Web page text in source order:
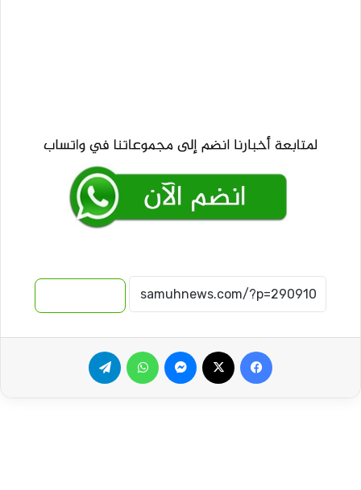
فيسبوك ماسنجر واتساب